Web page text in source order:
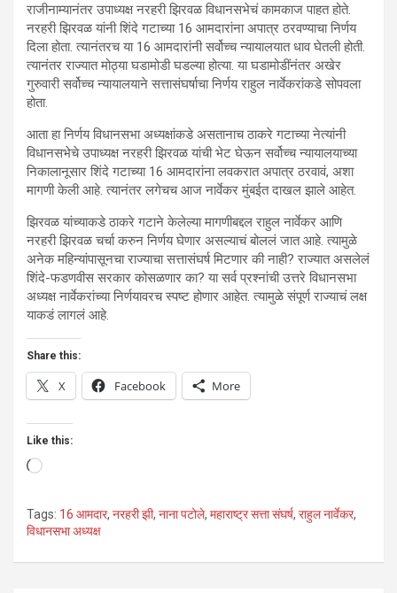
राजीनाम्यानंतर उपाध्यक्ष नरहरी झिरवळ विधानसभेचं कामकाज पाहत होते.
नरहरी झिरवळ यांनी शिंदे गटाच्या 16 आमदारांना अपात्र ठरवण्याचा निर्णय
दिला होता. त्यानंतरच या 16 आमदारांनी सर्वोच्च न्यायालयात धाव घेतली होती.
त्यानंतर राज्यात मोठ्या घडामोडी घडल्या होत्या. या घडामोडींनंतर अखेर
गुरुवारी सर्वोच्च न्यायालयाने सत्तासंघर्षाचा निर्णय राहुल नार्वेकरांकडे सोपवला
होता.
आता हा निर्णय विधानसभा अध्यक्षांकडे असतानाच ठाकरे गटाच्या नेत्यांनी
विधानसभेचे उपाध्यक्ष नरहरी झिरवळ यांची भेट घेऊन सर्वोच्च न्यायालयाच्या
निकालानूसार शिंदे गटाच्या 16 आमदारांना लवकरात अपात्र ठरवावं, अशा
मागणी केली आहे. त्यानंतर लगेचच आज नार्वेकर मुंबईत दाखल झाले आहेत.
झिरवळ यांच्याकडे ठाकरे गटाने केलेल्या मागणीबद्दल राहुल नार्वेकर आणि
नरहरी झिरवळ चर्चा करुन निर्णय घेणार असल्याचं बोललं जात आहे. त्यामुळे
अनेक महिन्यांपासूनचा राज्याचा सत्तासंघर्ष मिटणार की नाही? राज्यात असलेलं
शिंदे-फडणवीस सरकार कोसळणार का? या सर्व प्रश्नांची उत्तरे विधानसभा
अध्यक्ष नार्वेकरांच्या निर्णयावरच स्पष्ट होणार आहेत. त्यामुळे संपूर्ण राज्याचं लक्ष
याकडं लागलं आहे.
Share this:
X Facebook More
Like this:
Loading…
Tags: 16 आमदार, नरहरी झी, नाना पटोले, महाराष्ट्र सत्ता संघर्ष, राहुल नार्वेकर,
विधानसभा अध्यक्ष